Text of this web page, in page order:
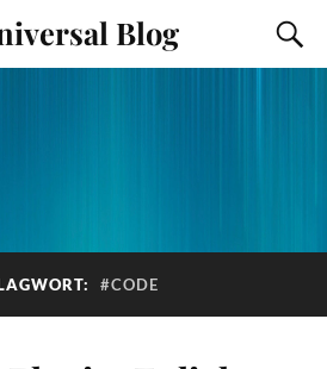
Blog
#CODE